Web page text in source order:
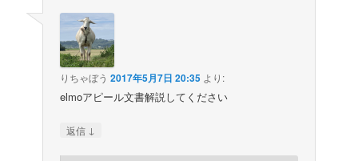
りちゃぼう 2017年5月7日 20:35 より:
elmoアピール文書解説してください
返信 ↓